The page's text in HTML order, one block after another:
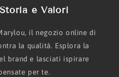
e Valori
il negozio online di
la qualità. Esplora la
brand e lasciati ispirare
per te.